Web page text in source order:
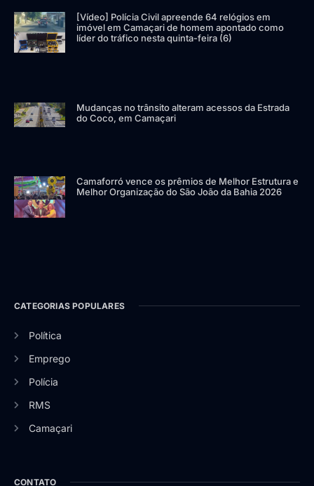
[Vídeo] Polícia Civil apreende 64 relógios em
imóvel em Camaçari de homem apontado como
líder do tráfico nesta quinta-feira (6)
Mudanças no trânsito alteram acessos da Estrada
do Coco, em Camaçari
Camaforró vence os prêmios de Melhor Estrutura e
Melhor Organização do São João da Bahia 2026
CATEGORIAS POPULARES
Política
Emprego
Polícia
RMS
Camaçari
CONTATO